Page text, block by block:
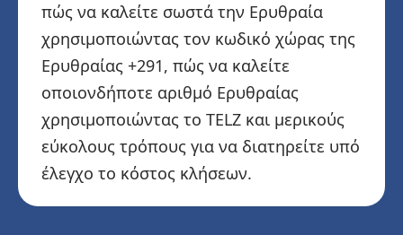
πώς να καλείτε σωστά την Ερυθραία
χρησιμοποιώντας τον κωδικό χώρας της
Ερυθραίας +291, πώς να καλείτε
οποιονδήποτε αριθμό Ερυθραίας
χρησιμοποιώντας το TELZ και μερικούς
εύκολους τρόπους για να διατηρείτε υπό
έλεγχο το κόστος κλήσεων.